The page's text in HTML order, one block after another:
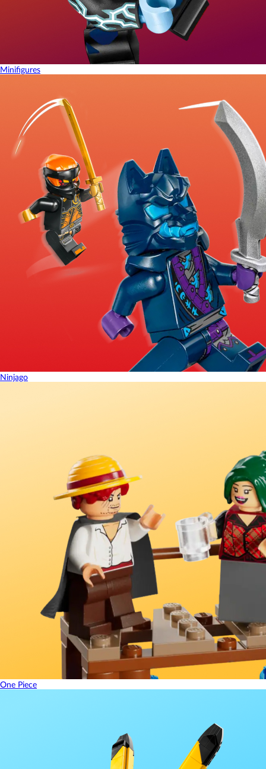
Minifigures
Ninjago
One Piece